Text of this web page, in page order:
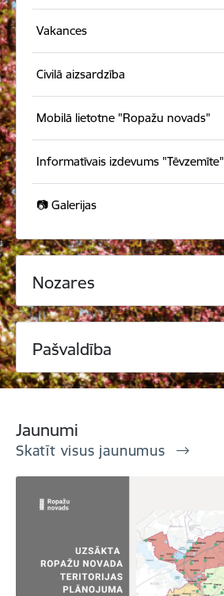
Vakances
Civilā aizsardzība
Mobilā lietotne "Ropažu novads"
Informatīvais izdevums "Tēvzemīte"
📷 Galerijas
Nozares
Pašvaldība
Jaunumi
Skatīt visus jaunumus